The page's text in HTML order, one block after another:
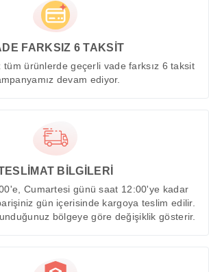
FARKSIZ 6 TAKSİT
tüm ürünlerde geçerli vade farksız 6 taksit
devam ediyor.
BİLGİLERİ
Cumartesi günü saat 12:00'ye kadar
gün içerisinde kargoya teslim edilir.
bölgeye göre değişiklik gösterir.